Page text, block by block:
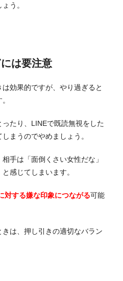
う。
は要注意
効果的ですが、やり過ぎると
たり、LINEで既読無視をした
まうのでやめましょう。
手は「面倒くさい女性だな」
感じてしまいます。
対する嫌な印象につながる可能
は、押し引きの適切なバラン